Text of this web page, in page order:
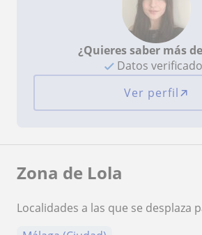
¿Quieres saber más
Datos
Ver perfil
Zona de Lola
Localidades a las que se desplaza